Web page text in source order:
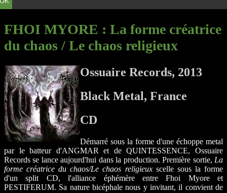
FHOI MYORE : La forme créatrice
du chaos / Le chaos religieux
Ossuaire Records, 2013
Black Metal, France
CD
Démarré sous la forme d'une échoppe metal
par le batteur d'ANGMAR et de QUINTESSENCE, Ossuaire
Records se lance aujourd'hui dans la production. Première sortie, La
forme créatrice du chaos/Le chaos religieuxscelle sous la forme
d'un split CD, l'alliance éphémère entre Fhoi Myore et
PESTIFERUM. Sa nature bicéphale nous y invitant, il convient de